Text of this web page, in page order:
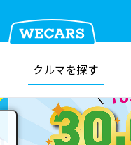
在庫検索
クルマを探す
クルマを探す